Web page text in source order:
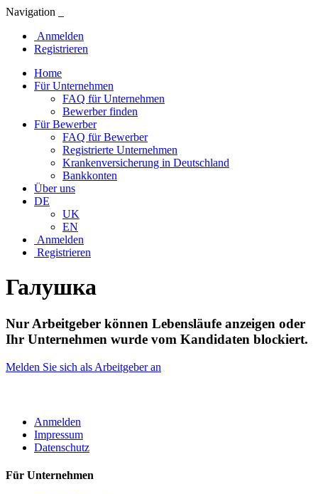
Navigation
Anmelden
Registrieren
Home
Für Unternehmen
FAQ für Unternehmen
Bewerber finden
Für Bewerber
FAQ für Bewerber
Registrierte Unternehmen
Krankenversicherung in Deutschland
Bankkonten
Über uns
DE
UK
EN
Anmelden
Registrieren
Галушка
Nur Arbeitgeber können Lebensläufe anzeigen oder
Ihr Unternehmen wurde vom Kandidaten blockiert.
Melden Sie sich als Arbeitgeber an
Anmelden
Impressum
Datenschutz
Für Unternehmen